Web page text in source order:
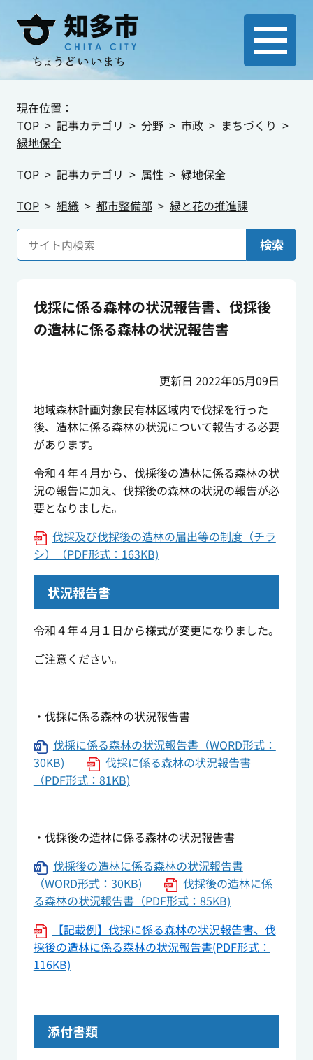
現在位置：
TOP
記事カテゴリ 分野 市政
まちづくり
緑地保全
TOP
記事カテゴリ 属性
緑地保全
TOP
組織 都市整備部 緑と花の推進課
検索
伐採に係る森林の状況報告書、伐採後
の造林に係る森林の状況報告書
更新日 2022年05月09日
地域森林計画対象民有林区域内で伐採を行った
後、造林に係る森林の状況について報告する必要
があります。
令和４年４月から、伐採後の造林に係る森林の状
況の報告に加え、伐採後の森林の状況の報告が必
要となりました。
伐採及び伐採後の造林の届出等の制度（チラ
シ）（PDF形式：163KB)
状況報告書
令和４年４月１日から様式が変更になりました。
ご注意ください。
・伐採に係る森林の状況報告書
伐採に係る森林の状況報告書（WORD形式：
30KB)
伐採に係る森林の状況報告書
（PDF形式：81KB)
・伐採後の造林に係る森林の状況報告書
伐採後の造林に係る森林の状況報告書
（WORD形式：30KB)
伐採後の造林に係
る森林の状況報告書（PDF形式：85KB)
【記載例】伐採に係る森林の状況報告書、伐
採後の造林に係る森林の状況報告書(PDF形式：
116KB)
添付書類